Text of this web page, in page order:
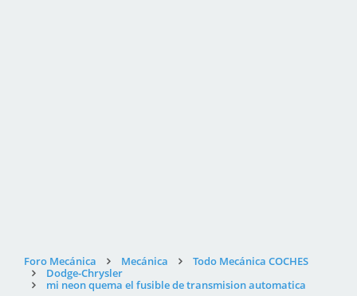
Foro Mecánica Mecánica
Todo Mecánica COCHES
Dodge-Chrysler
mi neon quema el fusible de transmision automatica